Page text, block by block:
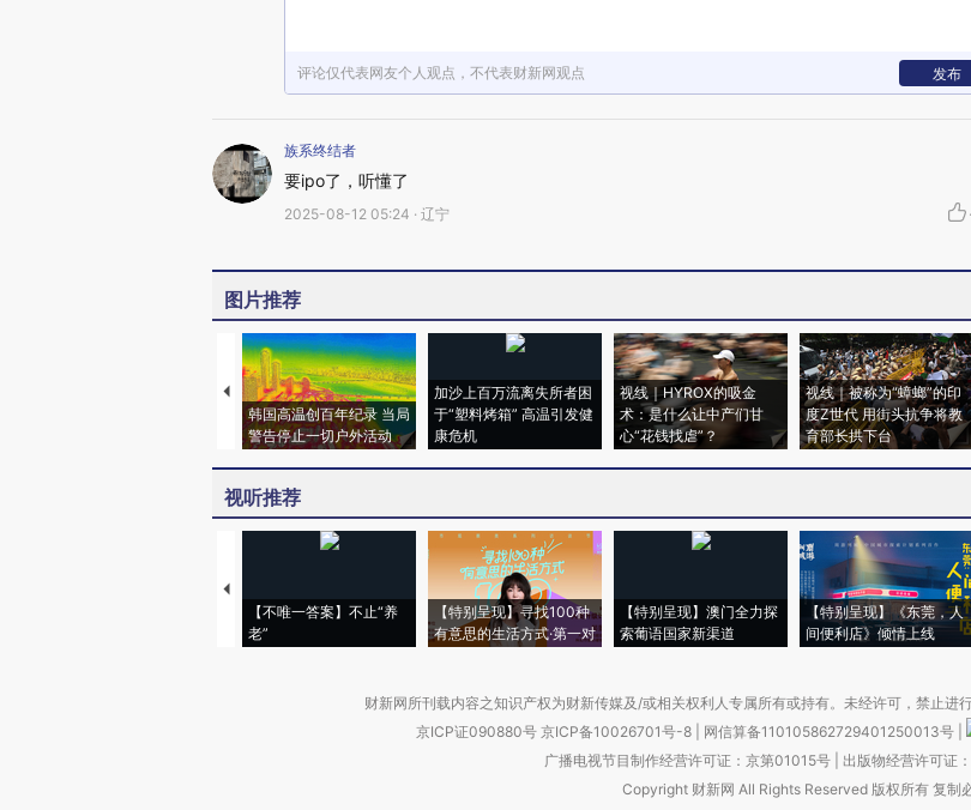
评论仅代表网友个人观点，不代表财新网观点 发布
族系终结者
要ipo了，听懂了
2025-08-12 05:24 · 辽宁 ·
图片推荐
韩国高温创百年纪录 当局
警告停止一切户外活动
加沙上百万流离失所者困
于“塑料烤箱” 高温引发健
康危机
视线｜HYROX的吸金
术：是什么让中产们甘
心“花钱找虐”？
视线｜被称为“蟑螂”的印
度Z世代 用街头抗争将教
育部长拱下台
视听推荐
【不唯一答案】不止“养
老”
【特别呈现】寻找100种
有意思的生活方式·第一对
【特别呈现】澳门全力探
索葡语国家新渠道
【特别呈现】《东莞，人
间便利店》倾情上线
财新网所刊载内容之知识产权为财新传媒及/或相关权利人专属所有或持有。未经许可，禁止进
京ICP证090880号 京ICP备10026701号-8 网信算备110105862729401250013号
广播电视节目制作经营许可证：京第01015号| 出版物经营许可证
Copyright 财新网 All Rights Reserved 版权所有 复制